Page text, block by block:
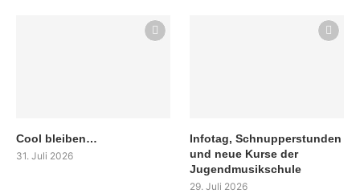
Cool bleiben…
31. Juli 2026
Infotag, Schnupperstunden
und neue Kurse der
Jugendmusikschule
29. Juli 2026